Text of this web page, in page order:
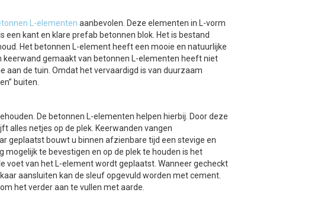
L-elementen aanbevolen. Deze elementen in L-vorm
een kant en klare prefab betonnen blok. Het is bestand
Het betonnen L-element heeft een mooie en natuurlijke
gemaakt van betonnen L-elementen heeft niet
aan de tuin. Omdat het vervaardigd is van duurzaam
buiten.
De betonnen L-elementen helpen hierbij. Door deze
alles netjes op de plek. Keerwanden vangen
geplaatst bouwt u binnen afzienbare tijd een stevige en
te bevestigen en op de plek te houden is het
voet van het L-element wordt geplaatst. Wanneer gecheckt
aansluiten kan de sleuf opgevuld worden met cement.
het verder aan te vullen met aarde.